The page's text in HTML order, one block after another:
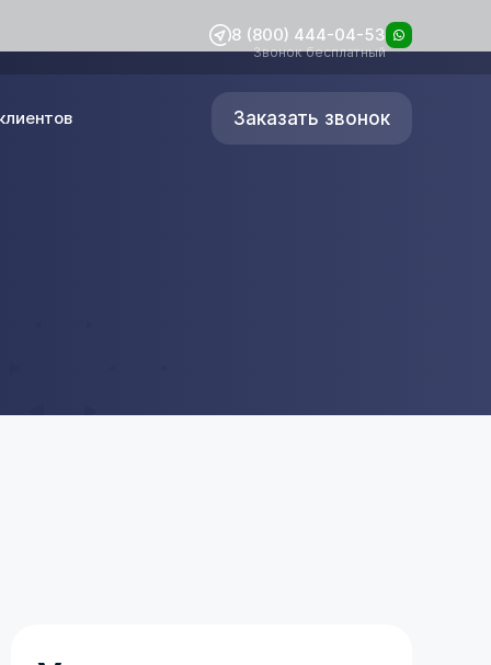
8 (800) 444-04-53
Звонок бесплатный
Заказать звонок